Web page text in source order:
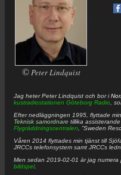
© Peter Lindquist
Jag heterPeter Lindquist och bor i
kustradiostationen Göteborg Radio ,
Efter nedläggningen 1995, flyttade
Teknisk samordnare tillika
Flygräddningscentralen , ”Sweden
Våren 2014 flyttades min tjänst till
JRCCs telefonsystem samt JRCCs
Men sedan 2019-02-01 är jag numera
bildspel.